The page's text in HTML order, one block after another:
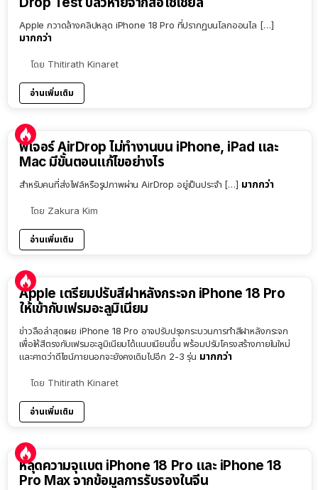
Apple กวาดล้างคลิปหลุด iPhone 18 Pro ที่ปรากฏบนโลกออนไล […]
มากกว่า
โดย Thitirath Kinaret
อ่านเพิ่มเติม
ฟีเจอร์ AirDrop ไม่ทำงานบน iPhone, iPad และ
Mac มีขั้นตอนแก้ไขอย่างไร
สำหรับคนที่ส่งไฟล์หรือรูปภาพผ่าน AirDrop อยู่เป็นประจำ […] มากกว่า
โดย Zakura Kim
อ่านเพิ่มเติม
Apple เตรียมปรับสีฝาหลังกระจก iPhone 18 Pro
ให้เข้ากับเฟรมอะลูมิเนียม
ข่าวลือล่าสุดเผย iPhone 18 Pro อาจปรับปรุงกระบวนการทำสีฝาหลังกระจก
เพื่อให้สีตรงกับเฟรมอะลูมิเนียมได้แนบเนียนขึ้น พร้อมปรับโครงสร้างภายในใหม่
และคาดว่าดีไซน์ภายนอกจะยังคงเดิมไปอีก 2-3 รุ่น มากกว่า
โดย Thitirath Kinaret
อ่านเพิ่มเติม
หลุดความจุแบต iPhone 18 Pro และ iPhone 18
Pro Max จากข้อมูลการรับรองในจีน